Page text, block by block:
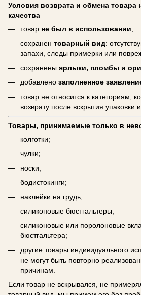
Условия возврата и обмена товара
качества
товар не был в использовании;
сохранен товарный вид:
запахи, следы примерки или
сохранены ярлыки, пломбы и
добавлено заполненное
товар не относится к категориям,
возврату после вскрытия упаковки
Товары, принимаемые только в
колготки;
чулки;
носки;
бодистокинги;
наклейки на грудь;
силиконовые бюстгальтеры;
силиконовые или поролоновые
бюстгальтера;
другие товары индивидуального
не могут быть повторно
причинам.
Если товар не вскрывался, не